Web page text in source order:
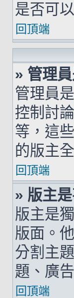
是否可
回頂端
» 管理
管理員
控制討
等，這
的版主
回頂端
» 版主
版主是
版面。
分割主
題、廣
回頂端